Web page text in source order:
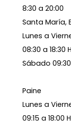
8:30 a
Santa María,
Lunes a
08:30 a
Sábado 09:30
Paine
Lunes a
09:15 a